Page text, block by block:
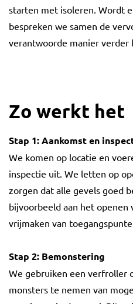
starten met isoleren. Wordt
bespreken we samen de
verantwoorde manier verder
Zo werkt het
Stap 1: Aankomst en
We komen op locatie en
inspectie uit. We letten op
zorgen dat alle gevels goed
bijvoorbeeld aan het
vrijmaken van
Stap 2: Bemonstering
We gebruiken een verfroller
monsters te nemen van